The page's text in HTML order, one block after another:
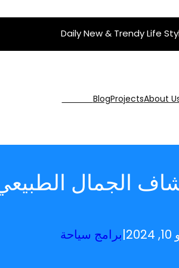
Daily New & Trendy Life
About
Projects
Blog
الجمال الطبيعي
|برامج سياحة